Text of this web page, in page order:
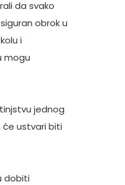
da svako
obrok u
i
mogu
jednog
ustvari biti
dobiti